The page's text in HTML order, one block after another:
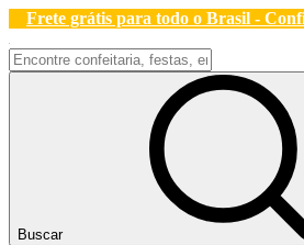
Frete grátis para todo o Brasil -
Buscar